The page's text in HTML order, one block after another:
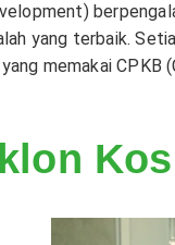
yang terbaik.
memakai CPKB